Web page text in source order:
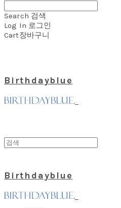
Search 검색
Log In 로그인
Cart장바구니
Birthdayblue
Birthdayblue